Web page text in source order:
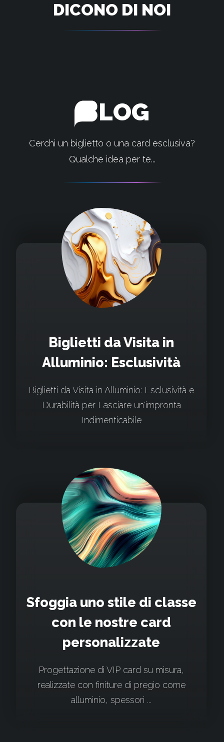
DICONO DI NOI
LOG
Cerchi un biglietto o una card esclusiva?
Qualche idea per te...
Biglietti da Visita in
Alluminio: Esclusività
Biglietti da Visita in Alluminio: Esclusività e
Durabilità per Lasciare un'impronta
Indimenticabile
Sfoggia uno stile di classe
con le nostre card
personalizzate
Progettazione di VIP card su misura,
realizzate con finiture di pregio come
alluminio, spessori ...